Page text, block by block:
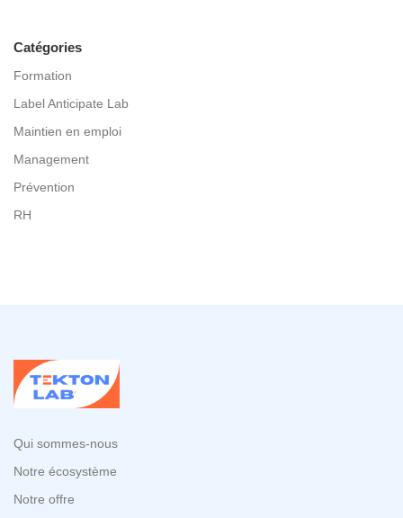
Catégories
Formation
Label Anticipate Lab
Maintien en emploi
Management
Prévention
RH
Qui sommes-nous
Notre écosystème
Notre offre